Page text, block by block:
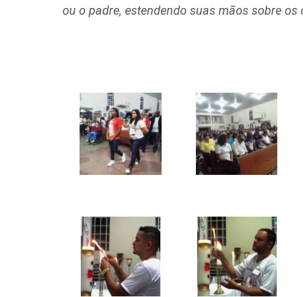
ou o padre, estendendo suas mãos sobre